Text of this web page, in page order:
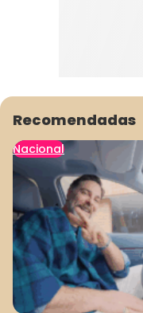
Recomendadas
Nacional